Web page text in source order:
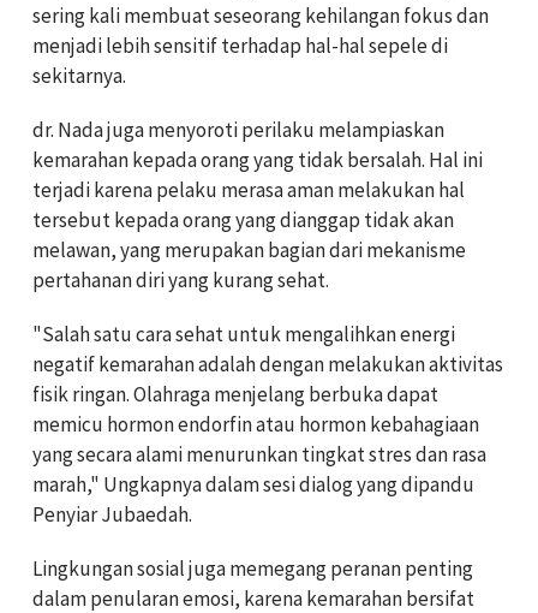
sering kali membuat seseorang kehilangan fokus dan
menjadi lebih sensitif terhadap hal-hal sepele di
sekitarnya.
dr. Nada juga menyoroti perilaku melampiaskan
kemarahan kepada orang yang tidak bersalah. Hal ini
terjadi karena pelaku merasa aman melakukan hal
tersebut kepada orang yang dianggap tidak akan
melawan, yang merupakan bagian dari mekanisme
pertahanan diri yang kurang sehat.
"Salah satu cara sehat untuk mengalihkan energi
negatif kemarahan adalah dengan melakukan aktivitas
fisik ringan. Olahraga menjelang berbuka dapat
memicu hormon endorfin atau hormon kebahagiaan
yang secara alami menurunkan tingkat stres dan rasa
marah," Ungkapnya dalam sesi dialog yang dipandu
Penyiar Jubaedah.
Lingkungan sosial juga memegang peranan penting
dalam penularan emosi, karena kemarahan bersifat